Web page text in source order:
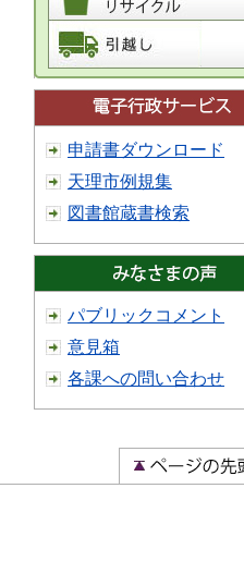
申請書ダウンロード
天理市例規集
図書館蔵書検索
パブリックコメント
意見箱
各課への問い合わせ